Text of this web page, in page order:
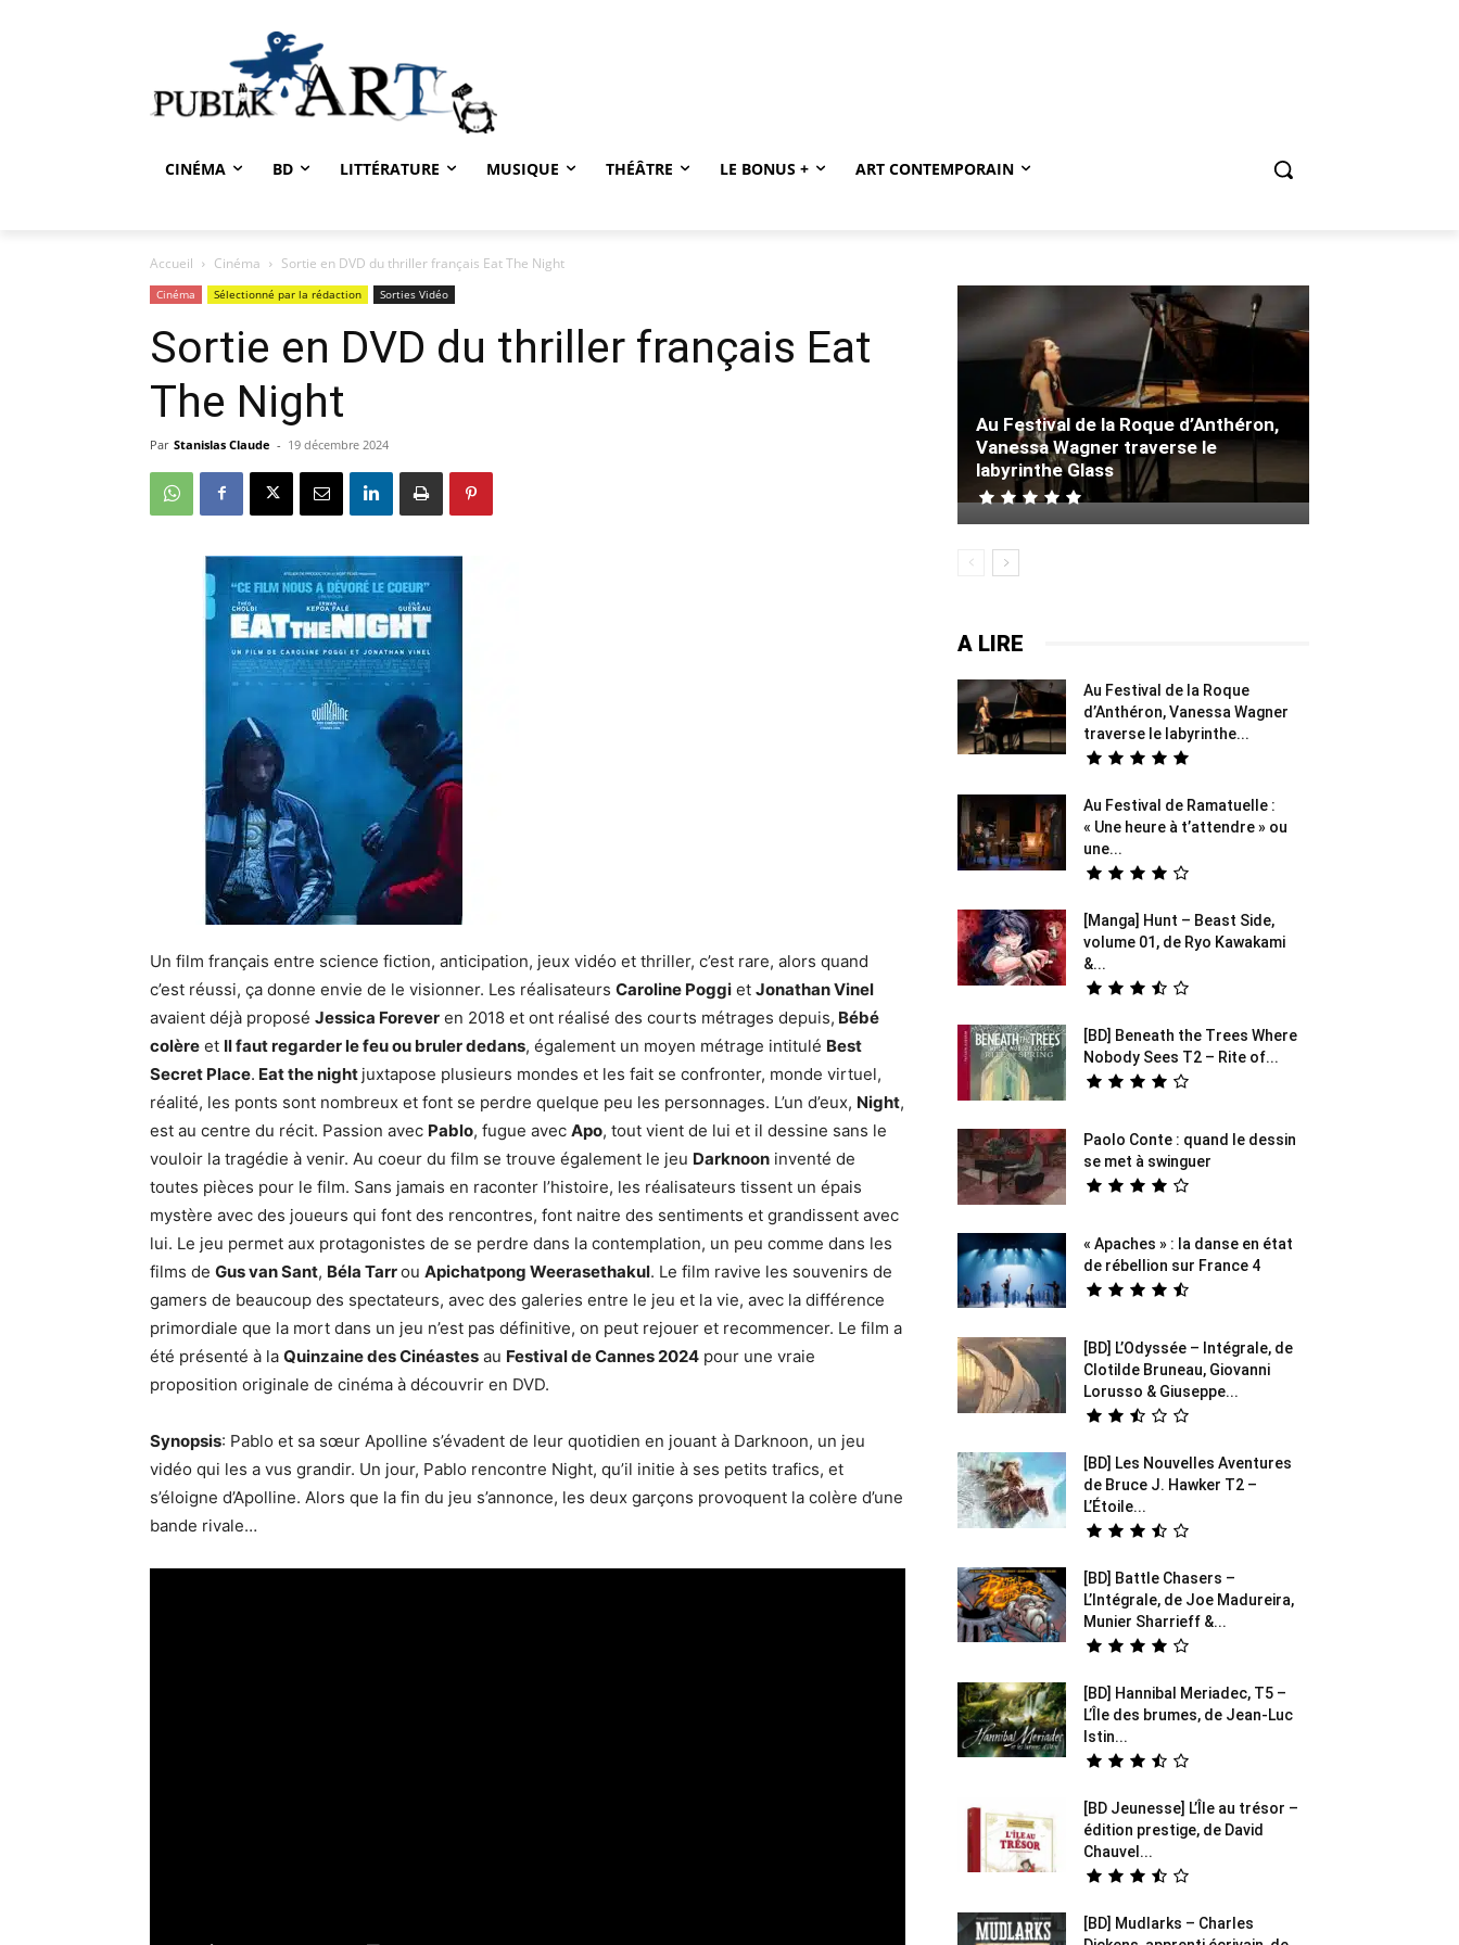
CINÉMA BD LITTÉRATURE MUSIQUE THÉÂTRE LE BONUS + ART CONTEMPORAIN
Accueil Cinéma Sortie en DVD du thriller français Eat The Night
Cinéma Sélectionné par la rédaction Sorties Vidéo
Sortie en DVD du thriller français Eat
The Night
Par Stanislas Claude - 19 décembre 2024
Un film français entre science fiction, anticipation, jeux vidéo et thriller, c’est rare, alors quand
c’est réussi, ça donne envie de le visionner. Les réalisateurs Caroline Poggi et Jonathan Vinel
avaient déjà proposé Jessica Forever en 2018 et ont réalisé des courts métrages depuis, Bébé
colère et Il faut regarder le feu ou bruler dedans, également un moyen métrage intitulé Best
Secret Place. Eat the night juxtapose plusieurs mondes et les fait se confronter, monde virtuel,
réalité, les ponts sont nombreux et font se perdre quelque peu les personnages. L’un d’eux, Night,
est au centre du récit. Passion avec Pablo, fugue avec Apo, tout vient de lui et il dessine sans le
vouloir la tragédie à venir. Au coeur du film se trouve également le jeu Darknoon inventé de
toutes pièces pour le film. Sans jamais en raconter l’histoire, les réalisateurs tissent un épais
mystère avec des joueurs qui font des rencontres, font naitre des sentiments et grandissent avec
lui. Le jeu permet aux protagonistes de se perdre dans la contemplation, un peu comme dans les
films de Gus van Sant, Béla Tarrou Apichatpong Weerasethakul. Le film ravive les souvenirs de
gamers de beaucoup des spectateurs, avec des galeries entre le jeu et la vie, avec la différence
primordiale que la mort dans un jeu n’est pas définitive, on peut rejouer et recommencer. Le film a
été présenté à la Quinzaine des Cinéastes au Festival de Cannes 2024 pour une vraie
proposition originale de cinéma à découvrir en DVD.
Synopsis: Pablo et sa sœur Apolline s’évadent de leur quotidien en jouant à Darknoon, un jeu
vidéo qui les a vus grandir. Un jour, Pablo rencontre Night, qu’il initie à ses petits trafics, et
s’éloigne d’Apolline. Alors que la fin du jeu s’annonce, les deux garçons provoquent la colère d’une
bande rivale…
Au Festival de la Roque d’Anthéron,
Vanessa Wagner traverse le
labyrinthe Glass
A LIRE
Au Festival de la Roque
d’Anthéron, Vanessa Wagner
traverse le labyrinthe...
Au Festival de Ramatuelle :
« Une heure à t’attendre » ou
une...
[Manga] Hunt – Beast Side,
volume 01, de Ryo Kawakami
&...
[BD] Beneath the Trees Where
Nobody Sees T2 – Rite of...
Paolo Conte : quand le dessin
se met à swinguer
« Apaches » : la danse en état
de rébellion sur France 4
[BD] L’Odyssée – Intégrale, de
Clotilde Bruneau, Giovanni
Lorusso & Giuseppe...
[BD] Les Nouvelles Aventures
de Bruce J. Hawker T2 –
L’Étoile...
[BD] Battle Chasers –
L’Intégrale, de Joe Madureira,
Munier Sharrieff &...
[BD] Hannibal Meriadec, T5 –
L’Île des brumes, de Jean-Luc
Istin...
[BD Jeunesse] L’Île au trésor –
édition prestige, de David
Chauvel...
[BD] Mudlarks – Charles